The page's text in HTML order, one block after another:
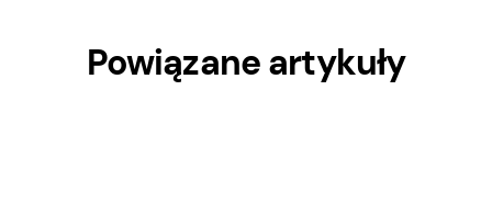
Powiązane artykuły